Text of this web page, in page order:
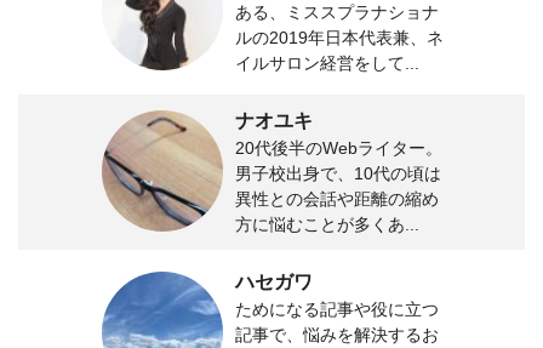
ある、ミススプラナショナ
ルの2019年日本代表兼、ネ
イルサロン経営をして...
ナオユキ
20代後半のWebライター。
男子校出身で、10代の頃は
異性との会話や距離の縮め
方に悩むことが多くあ...
ハセガワ
ためになる記事や役に立つ
記事で、悩みを解決するお